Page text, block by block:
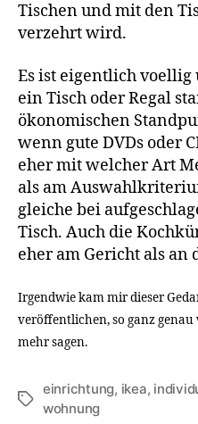
Tischen und mit den
verzehrt wird.
Es ist eigentlich
ein Tisch oder Regal
ökonomischen
wenn gute DVDs oder
eher mit welcher Art
als am
gleiche bei
Tisch. Auch die
eher am Gericht als an
Irgendwie kam mir dieser
veröffentlichen, so ganz
mehr sagen.
Schlagwörter
einrichtung, ikea,
wohnung